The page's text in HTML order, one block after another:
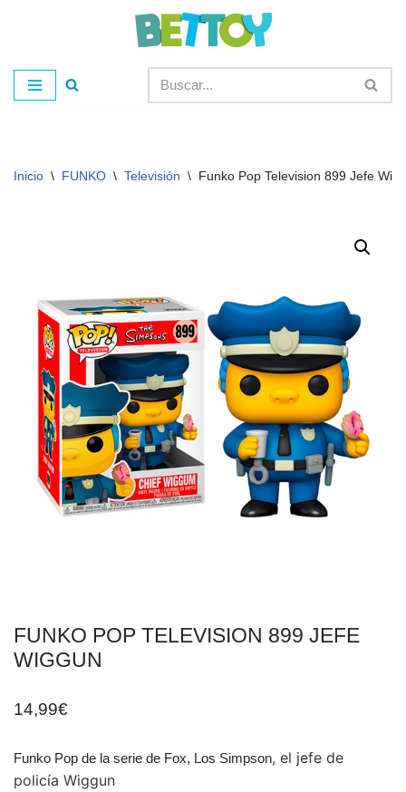
al
contenido
Inicio \ FUNKO \ Televisión \ Funko Pop Television 899 Jefe
FUNKO POP TELEVISION 899 JEFE
WIGGUN
14,99€
Funko Pop de la serie de Fox, Los Simpson, el jefe de
policía Wiggun